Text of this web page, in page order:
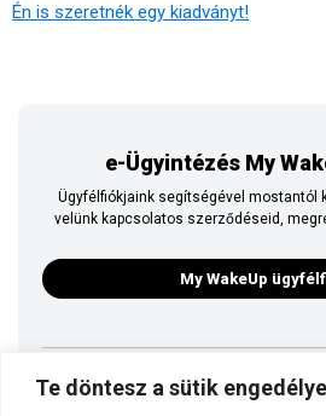
Te döntesz a sütik
Én is szeretnék egy kiadványt!
e-Ügyintézés My
Ügyfélfiókjaink segítségével mostantól
velünk kapcsolatos szerződéseid,
My WakeUp
Ez is a WakeUp